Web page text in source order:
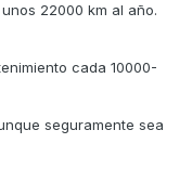
22000 km al año.
cada 10000-
seguramente sea